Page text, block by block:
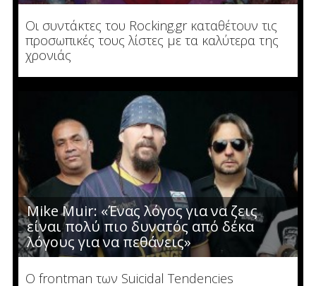
Οι συντάκτες του Rocking.gr καταθέτουν τις
προσωπικές τους λίστες με τα καλύτερα της
χρονιάς
Mike Muir: «Ένας λόγος για να ζεις
είναι πολύ πιο δυνατός από δέκα
λόγους για να πεθάνεις»
Ο frontman των Suicidal Tendencies